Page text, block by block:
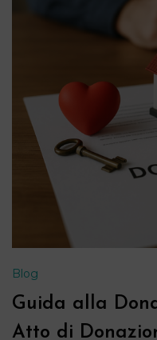
Blog
Guida alla
Atto di